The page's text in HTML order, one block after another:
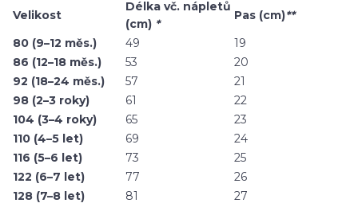
Velikost
Délka vč. nápletů
(cm) *
Pas (cm)**
80 (9–12 měs.)
49
19
86 (12–18 měs.)
53
20
92 (18–24 měs.)
57
21
98 (2–3 roky)
61
22
104 (3–4 roky)
65
23
110 (4–5 let)
69
24
116 (5–6 let)
73
25
122 (6–7 let)
77
26
128 (7–8 let)
81
27